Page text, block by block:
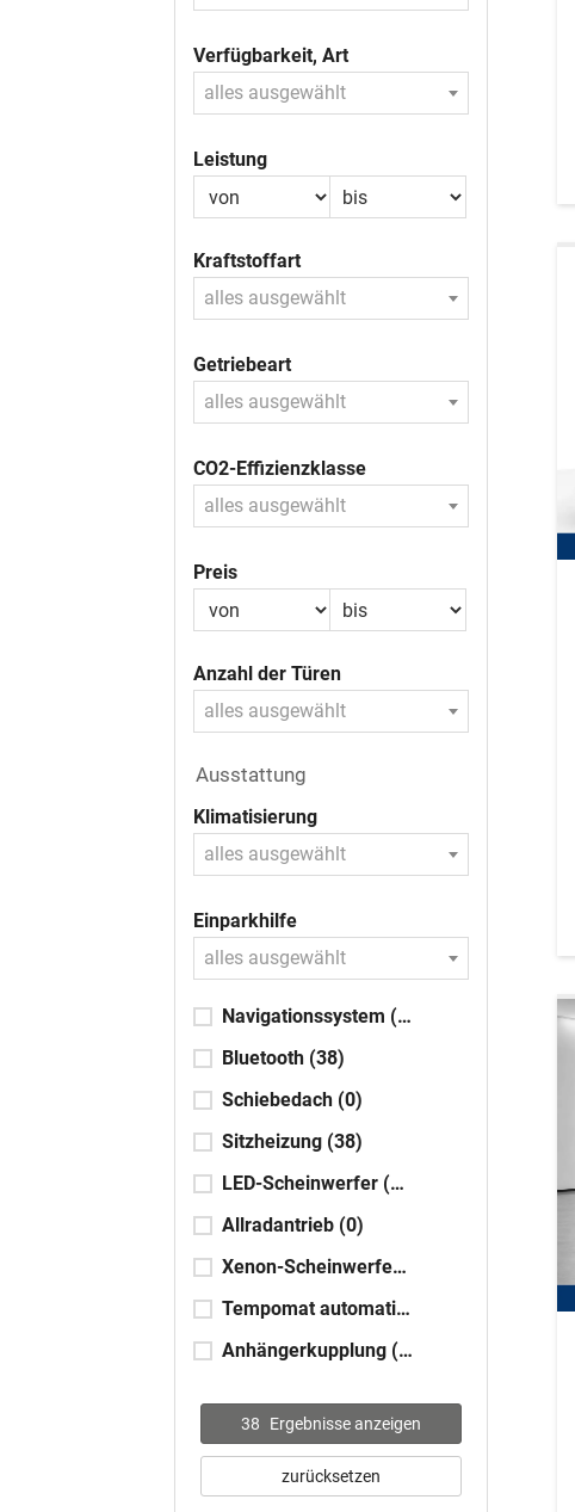
Verfügbarkeit, Art
alles ausgewählt
Leistung
Kraftstoffart
alles ausgewählt
Getriebeart
alles ausgewählt
CO2-Effizienzklasse
alles ausgewählt
Preis
Anzahl der Türen
alles ausgewählt
Ausstattung
Klimatisierung
alles ausgewählt
Einparkhilfe
alles ausgewählt
Navigationssystem (38)
Bluetooth (38)
Schiebedach (0)
Sitzheizung (38)
LED-Scheinwerfer (26)
Allradantrieb (0)
Xenon-Scheinwerfer(0)
Tempomat automatisch (ACC)
Anhängerkupplung (0)
38 Ergebnisse anzeigen
zurücksetzen